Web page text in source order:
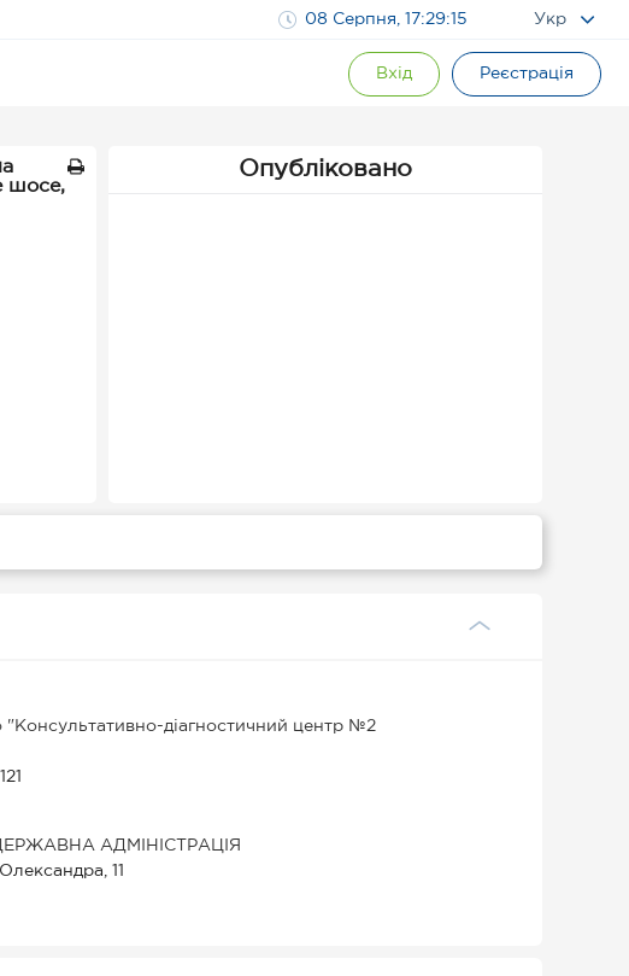
08 Серпня, 17:29:15 Укр
Вхід Реєстрація
шосе,
Опубліковано
діагностичний центр №2
АДМІНІСТРАЦІЯ
11